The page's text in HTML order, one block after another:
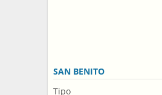
SAN BENITO
Tipo